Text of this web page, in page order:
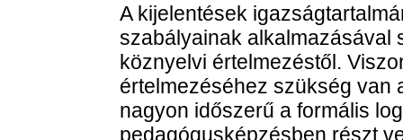
A kijelentések
szabályainak alkalmazásával
köznyelvi értelmezéstől.
értelmezéséhez szükség van
nagyon időszerű a formális
pedagógusképzésben részt